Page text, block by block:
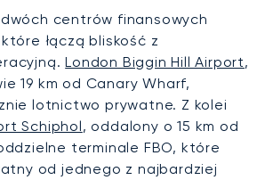
centrów finansowych
łączą bliskość z
London Biggin Hill Airport,
19 km od Canary Wharf,
lotnictwo prywatne. Z kolei
Schiphol, oddalony o 15 km od
terminale FBO, które
od jednego z najbardziej